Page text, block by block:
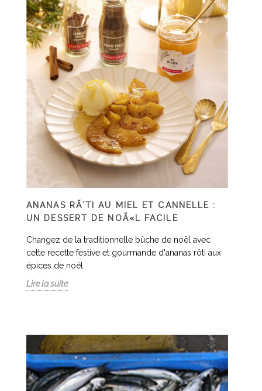
ANANAS RÃ´TI AU MIEL ET CANNELLE :
UN DESSERT DE NOÃ«L FACILE
Changez de la traditionnelle bûche de noël avec
cette recette festive et gourmande d'ananas rôti aux
épices de noël
Lire la suite